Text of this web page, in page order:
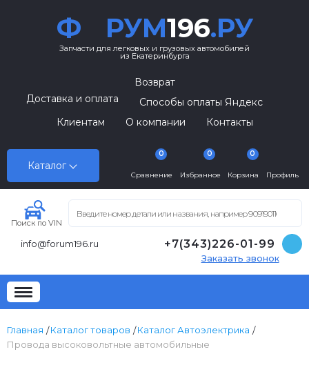
Ф РУМ196.РУ
Запчасти для легковых и грузовых автомобилей
из Екатеринбурга
Каталог
Возврат
Доставка и оплата
Способы оплаты Яндекс
Клиентам
О компании Контакты
Сравнение
0
Избранное
0
Корзина
0
Профиль
Поиск по VIN
info@forum196.ru +7(343)226-01-99
Заказать звонок
Главная Каталог товаров
Каталог Автоэлектрика
Провода высоковольтные автомобильные